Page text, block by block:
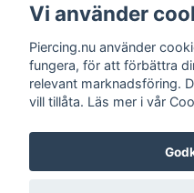
Kundtjänst
Sociala medier
Vi använder
Piercing.nu använder
fungera, för att förbättra
relevant marknadsföring.
vill tillåta. Läs mer i vår